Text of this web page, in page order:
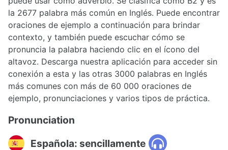
la 2677 palabra más común en Inglés. Puede encontrar
oraciones de ejemplo a continuación para brindar
contexto, y también puede escuchar cómo se
pronuncia la palabra haciendo clic en el ícono del
altavoz. Descarga nuestra aplicación para acceder sin
conexión a esta y las otras 3000 palabras en Inglés
más comunes con más de 60 000 oraciones de
ejemplo, pronunciaciones y varios tipos de práctica.
Pronunciation
Española: sencillamente